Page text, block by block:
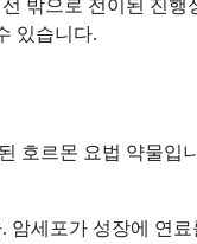
밖으로 전이된 진
있습니다.
호르몬 요법 약물
세포가 성장에 연